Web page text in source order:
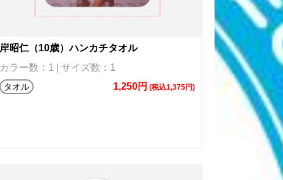
岸昭仁（10歳）ハンカチタオル
カラー数：1 | サイズ数：1
タオル 1,250円 (税込1,375円)